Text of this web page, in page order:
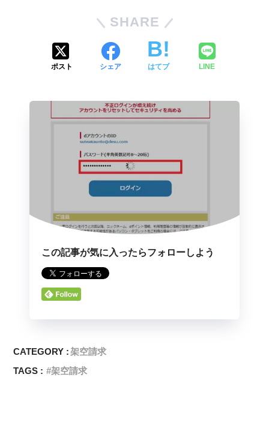
SHARE
ポスト シェア はてブ LINE
この記事が気に入ったらフォローしよう
CATEGORY :架空請求
TAGS :
架空請求